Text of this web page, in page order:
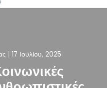
17 Ιουλίου, 2025